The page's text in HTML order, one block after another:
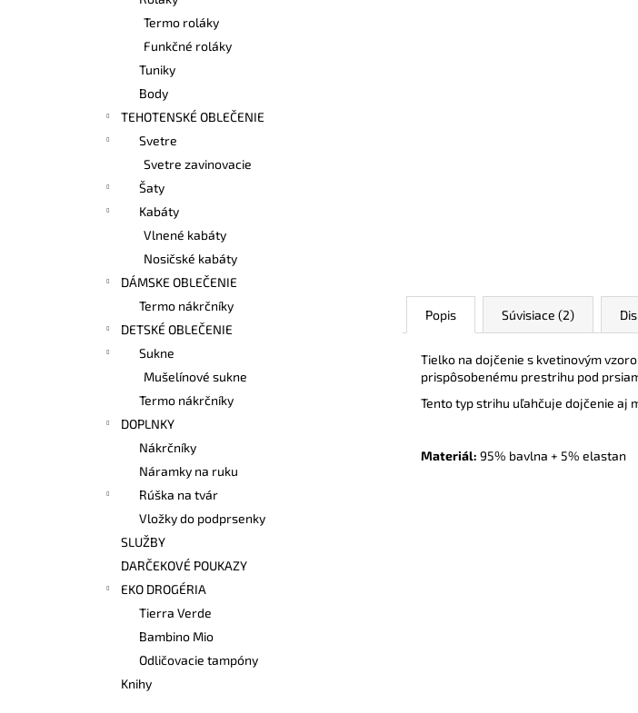
Termo roláky
Funkčné roláky
Tuniky
Body
TEHOTENSKÉ OBLEČENIE
Svetre
Svetre zavinovacie
Šaty
Kabáty
Vlnené kabáty
Nosičské kabáty
DÁMSKE OBLEČENIE
Termo nákrčníky
DETSKÉ OBLEČENIE
Sukne
Mušelínové sukne
Termo nákrčníky
DOPLNKY
Nákrčníky
Náramky na ruku
Rúška na tvár
Vložky do podprsenky
SLUŽBY
DARČEKOVÉ POUKAZY
EKO DROGÉRIA
Tierra Verde
Bambino Mio
Odličovacie tampóny
Knihy
Popis Súvisiace (2)
Tielko na dojčenie s kvetinovým
prispôsobenému prestrihu pod
Tento typ strihu uľahčuje dojčenie aj
Materiál: 95% bavlna + 5% elastan
BAMBUSOVÉ TIELKO NA DOJČENIE
€42,90